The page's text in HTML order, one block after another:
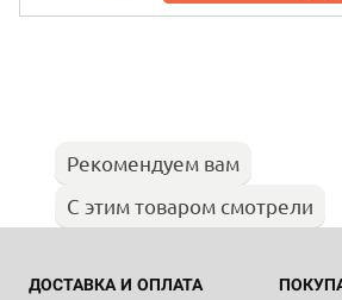
Рекомендуем вам
С этим товаром смотрели
ДОСТАВКА И ОПЛАТА